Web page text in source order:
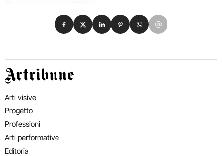
Condividi su Facebook
Condividi su X
Condividi su LinkedIn
Condividi su Pinterest
Condividi su WhatsApp
Condividi su Email
Artribune
Arti visive
Progetto
Professioni
Arti performative
Editoria